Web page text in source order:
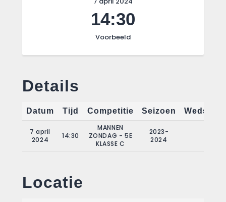
14:30
Voorbeeld
Details
Datum Tijd Competitie Seizoen
7 april
2024
14:30
MANNEN
ZONDAG - 5E
KLASSE C
2023-
2024
Locatie